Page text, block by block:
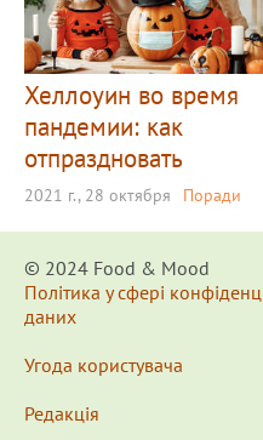
Хеллоуин во время
пандемии: как
отпраздновать
2021 г., 28 октября Поради
© 2024 Food & Мood
Політика у сфері
даних
Угода користувача
Редакція